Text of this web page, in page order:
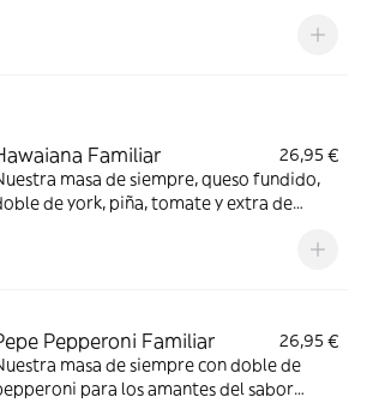
de Cheetos acompañado de nuestra salsa
Familiar
26,95 €
masa de siempre, queso fundido,
de york, piña, tomate y extra de
Pepperoni Familiar
26,95 €
masa de siempre con doble de
para los amantes del sabor